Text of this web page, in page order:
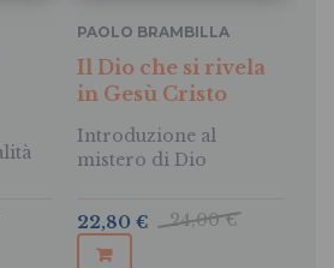
PAOLO BRAMBILLA
Il Dio che si rivela
in Gesù Cristo
Introduzione al
mistero di Dio
24,00 €
22,80 €